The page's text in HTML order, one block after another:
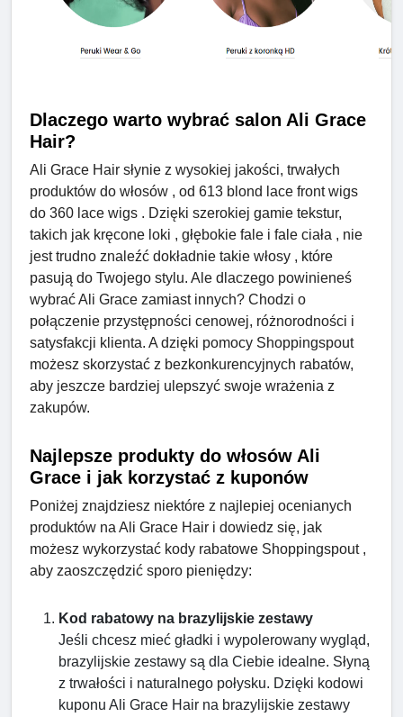
Dlaczego warto wybrać salon Ali Grace
Hair?
Ali Grace Hair słynie z wysokiej jakości, trwałych
produktów do włosów , od 613 blond lace front wigs
do 360 lace wigs . Dzięki szerokiej gamie tekstur,
takich jak kręcone loki , głębokie fale i fale ciała , nie
jest trudno znaleźć dokładnie takie włosy , które
pasują do Twojego stylu. Ale dlaczego powinieneś
wybrać Ali Grace zamiast innych? Chodzi o
połączenie przystępności cenowej, różnorodności i
satysfakcji klienta. A dzięki pomocy Shoppingspout
możesz skorzystać z bezkonkurencyjnych rabatów,
aby jeszcze bardziej ulepszyć swoje wrażenia z
zakupów.
Najlepsze produkty do włosów Ali
Grace i jak korzystać z kuponów
Poniżej znajdziesz niektóre z najlepiej ocenianych
produktów na Ali Grace Hair i dowiedz się, jak
możesz wykorzystać kody rabatowe Shoppingspout ,
aby zaoszczędzić sporo pieniędzy:
Kod rabatowy na brazylijskie zestawy
Jeśli chcesz mieć gładki i wypolerowany wygląd,
brazylijskie zestawy są dla Ciebie idealne. Słyną
z trwałości i naturalnego połysku. Dzięki kodowi
kuponu Ali Grace Hair na brazylijskie zestawy